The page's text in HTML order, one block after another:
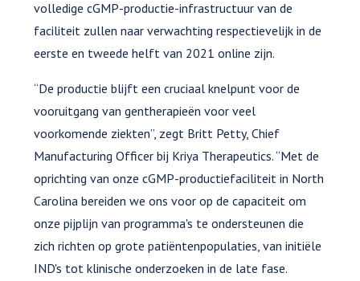
volledige cGMP-productie-infrastructuur van de
faciliteit zullen naar verwachting respectievelijk in de
eerste en tweede helft van 2021 online zijn.
“De productie blijft een cruciaal knelpunt voor de
vooruitgang van gentherapieën voor veel
voorkomende ziekten”, zegt Britt Petty, Chief
Manufacturing Officer bij Kriya Therapeutics. “Met de
oprichting van onze cGMP-productiefaciliteit in North
Carolina bereiden we ons voor op de capaciteit om
onze pijplijn van programma's te ondersteunen die
zich richten op grote patiëntenpopulaties, van initiële
IND's tot klinische onderzoeken in de late fase.